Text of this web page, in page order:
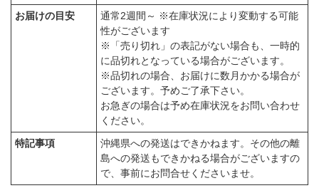
お届けの目安
通常2週間～ ※在庫状況により変動する可能
性がございます
※「売り切れ」の表記がない場合も、一時的
に品切れとなっている場合がございます。
※品切れの場合、お届けに数月かかる場合が
ございます。予めご了承下さい。
お急ぎの場合は予め在庫状況をお問い合わせ
ください。
特記事項
沖縄県への発送はできかねます。その他の離
島への発送もできかねる場合がございますの
で、事前にお問合せくださいませ。